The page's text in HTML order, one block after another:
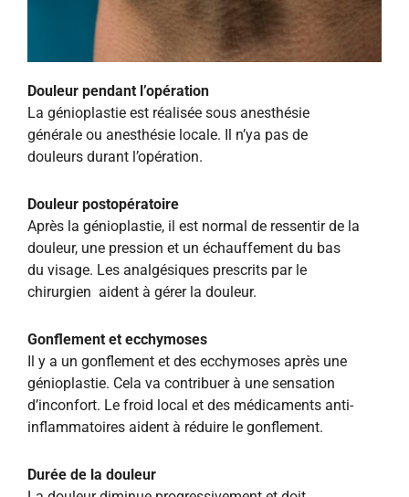
Douleur pendant l’opération
La génioplastie est réalisée sous anesthésie
générale ou anesthésie locale. Il n’ya pas de
douleurs durant l’opération.
Douleur postopératoire
Après la génioplastie, il est normal de ressentir de la
douleur, une pression et un échauffement du bas
du visage. Les analgésiques prescrits par le
chirurgien aident à gérer la douleur.
Gonflement et ecchymoses
Il y a un gonflement et des ecchymoses après une
génioplastie. Cela va contribuer à une sensation
d’inconfort. Le froid local et des médicaments anti-
inflammatoires aident à réduire le gonflement.
Durée de la douleur